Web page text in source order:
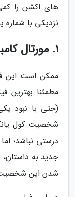
های اکشن را
نزدیکی با
1. مورتال کامبت 2021 (Mortal Kombat)
ممکن است این
مطمئنا بهترین
(حتی با نبود
شخصیت کول
درستی نباشد؛
جدید به
شدن این شخصیت